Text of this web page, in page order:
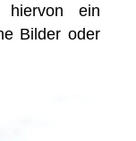
hiervon ein
Bilder oder